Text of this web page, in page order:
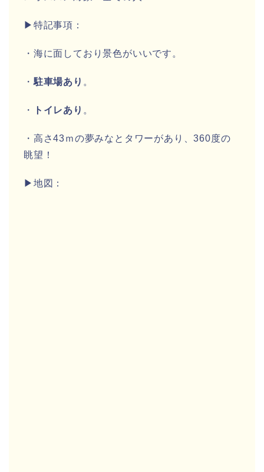
▶特記事項：
・海に面しており景色がいいです。
・ 駐車場あり 。
・ トイレあり 。
・高さ43ｍの夢みなとタワーがあり、360度の
眺望！
▶地図：